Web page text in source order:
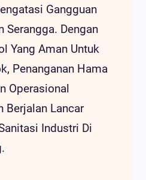
Gangguan
Serangga. Dengan
Yang Aman Untuk
Penanganan Hama
Operasional
Berjalan Lancar
Industri Di